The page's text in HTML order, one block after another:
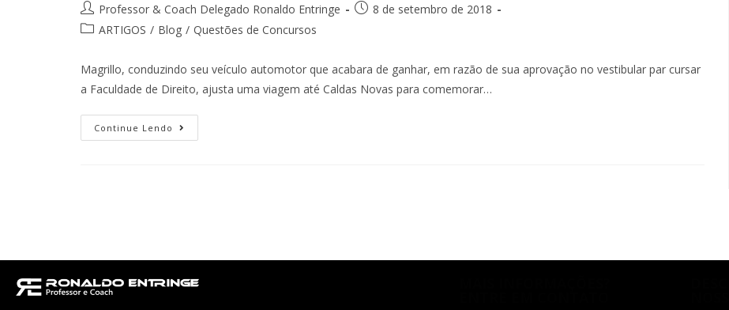
Professor & Coach Delegado Ronaldo Entringe
8 de setembro de 2018
ARTIGOS / Blog / Questões de Concursos
Magrillo, conduzindo seu veículo automotor que acabara de ganhar, em razão de sua aprovação no vestibular par cursar
a Faculdade de Direito, ajusta uma viagem até Caldas Novas para comemorar…
Continue Lendo